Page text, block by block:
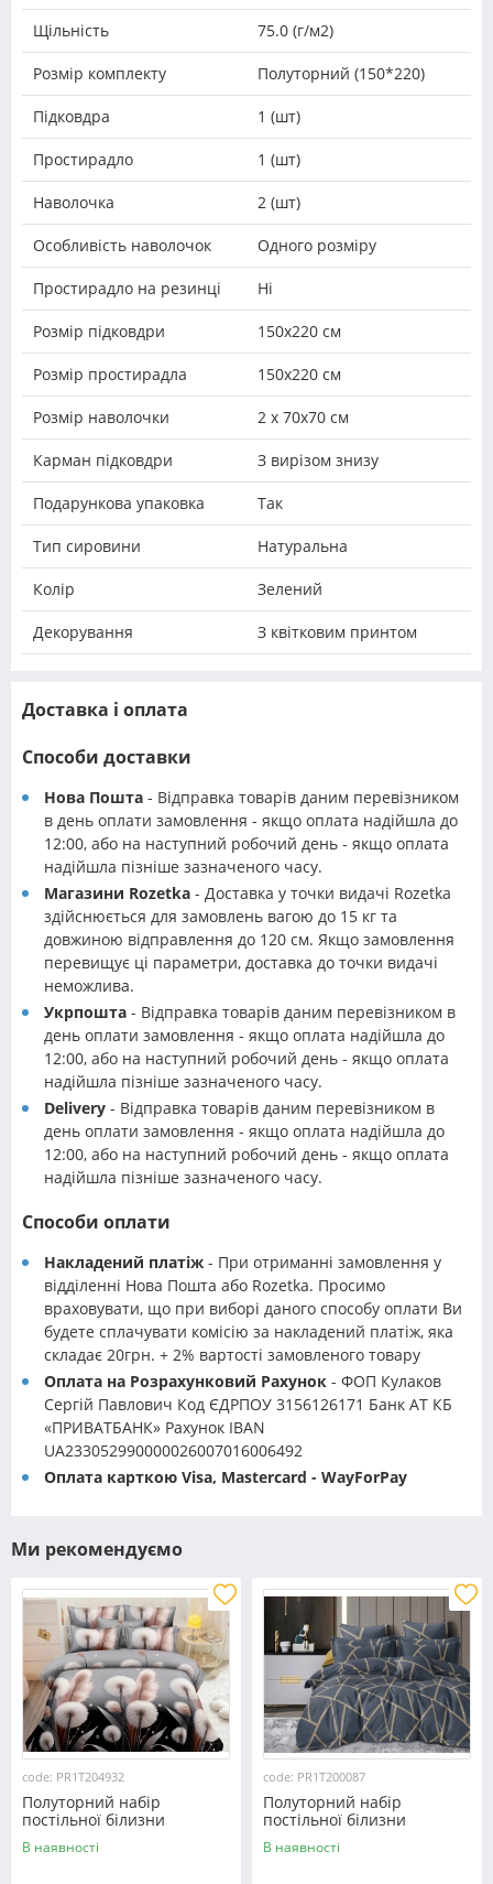
Щільність 75.0 (г/м2)
Розмір комплекту Полуторний (150*220)
Підковдра 1 (шт)
Простирадло 1 (шт)
Наволочка 2 (шт)
Особливість наволочок Одного розміру
Простирадло на резинці Ні
Розмір підковдри 150х220 см
Розмір простирадла 150х220 см
Розмір наволочки 2 х 70х70 см
Карман підковдри З вирізом знизу
Подарункова упаковка Так
Тип сировини Натуральна
Колір Зелений
Декорування З квітковим принтом
Доставка і оплата
Способи доставки
Нова Пошта - Відправка товарів даним перевізником
в день оплати замовлення - якщо оплата надійшла до
12:00, або на наступний робочий день - якщо оплата
надійшла пізніше зазначеного часу.
Магазини Rozetka - Доставка у точки видачі Rozetka
здійснюється для замовлень вагою до 15 кг та
довжиною відправлення до 120 см. Якщо замовлення
перевищує ці параметри, доставка до точки видачі
неможлива.
Укрпошта - Відправка товарів даним перевізником в
день оплати замовлення - якщо оплата надійшла до
12:00, або на наступний робочий день - якщо оплата
надійшла пізніше зазначеного часу.
Delivery - Відправка товарів даним перевізником в
день оплати замовлення - якщо оплата надійшла до
12:00, або на наступний робочий день - якщо оплата
надійшла пізніше зазначеного часу.
Способи оплати
Накладений платіж - При отриманні замовлення у
відділенні Нова Пошта або Rozetka. Просимо
враховувати, що при виборі даного способу оплати Ви
будете сплачувати комісію за накладений платіж, яка
складає 20грн. + 2% вартості замовленого товару
Оплата на Розрахунковий Рахунок - ФОП Кулаков
Сергій Павлович Код ЄДРПОУ 3156126171 Банк АТ КБ
«ПРИВАТБАНК» Рахунок IBAN
UA233052990000026007016006492
Оплата карткою Visa, Mastercard - WayForPay
Ми рекомендуємо
code: PR1T204932
Полуторний набір
постільної білизни
150*220 із полікотону
№204932 Черешенька™
В наявності
code: PR1T200087
Полуторний набір
постільної білизни
150*220 із полікотону
№200087 Черешенька™
В наявності